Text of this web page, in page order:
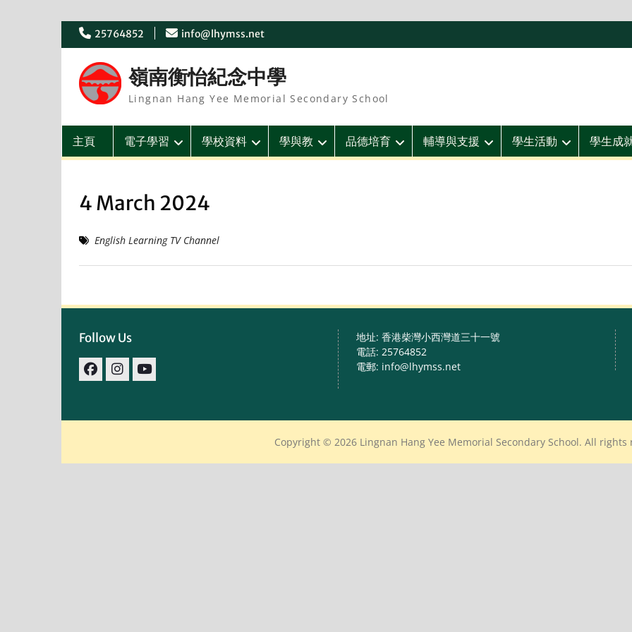
Skip
25764852
info@lhymss.net
嶺南衡怡紀念中學
Lingnan Hang Yee Memorial Secondary School
主頁 電子學習 學校資料 學與教 品德培育 輔導與支援 學生活動 學生成
4 March 2024
English Learning TV Channel
Follow Us
地址: 香港柴灣小西灣道三十一號
電話: 25764852
電郵: info@lhymss.net
Copyright © 2026 Lingnan Hang Yee Memorial Secondary School. All rights